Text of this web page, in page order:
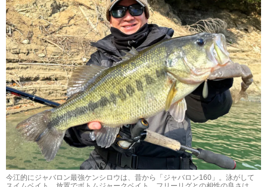
今江的にジャバロン最強ケンシロウは、昔から「ジャバロン160」。泳がして